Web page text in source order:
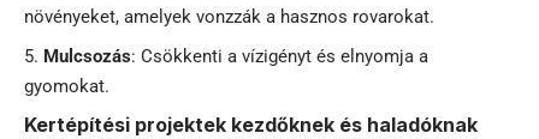
növényeket, amelyek vonzzák a hasznos rovarokat.
Mulcsozás: Csökkenti a vízigényt és elnyomja a
gyomokat.
Kertépítési projektek kezdőknek és haladóknak